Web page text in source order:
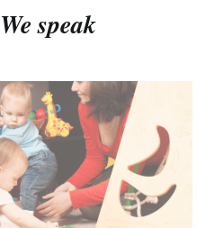
speak